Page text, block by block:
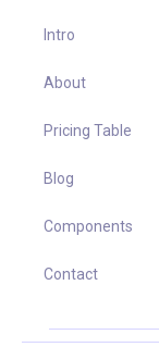
Intro
About
Pricing Table
Blog
Components
Contact